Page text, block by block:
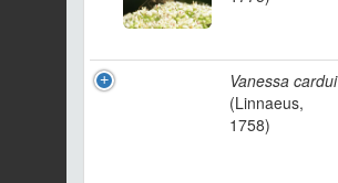
Vanessa cardui
(Linnaeus,
1758)